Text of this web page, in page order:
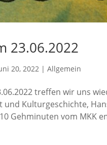
23.06.2022
20, 2022 |Allgemein
treffen wir uns
und Kulturgeschichte,
Gehminuten vom MKK